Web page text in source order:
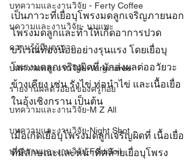
บทความและงานวิจัย - Ferty Coffee
บความและงานวิจัย- นมแพะ
ความรู้ผู้มีบุตรยาก
บทความและงานวิจัย-Varginaree
รายงานผลตัวอ่อนของครูก้อย
บทความและงานวิจัย-M Z All
บทความและงานวิจัย-Night Shot
บทความและงานวิจัย-Ferti9oil
เป็นภาวะที่เยื่อบุโพรงมดลูกเจริญภายนอก
โพรงมดลูกและทำให้เกิดอาการปวด
บริเวณท้องน้อยอย่างรุนแรง โดยเยื่อบุ
โพรงมดลูกเจริญผิดที่ มักส่งผลต่ออวัยวะ
ข้างเคียง เช่น รังไข่ ท่อนำไข่ และเนื้อเยื่อ
ในอุ้งเชิงกราน เป็นต้น
เมื่อเกิดเยื่อบุโพรงมดลูกเจริญผิดที่ เนื้อเยื่อ
ที่มีลักษณะและหน้าที่คล้ายเยื่อบุโพรง